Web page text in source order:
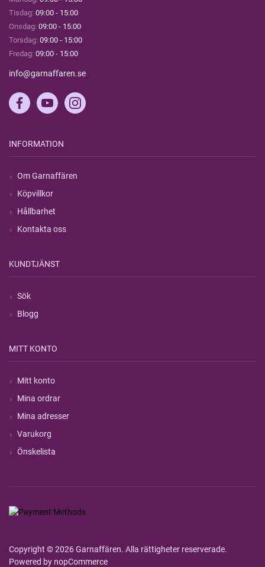
Tisdag: 09:00 - 15:00
Onsdag: 09:00 - 15:00
Torsdag: 09:00 - 15:00
Fredag: 09:00 - 15:00
info@garnaffaren.se
INFORMATION
Om Garnaffären
Köpvillkor
Hållbarhet
Kontakta oss
KUNDTJÄNST
Sök
Blogg
MITT KONTO
Mitt konto
Mina ordrar
Mina adresser
Varukorg
Önskelista
Copyright © 2026 Garnaffären. Alla rättigheter reserverade.
Powered by nopCommerce